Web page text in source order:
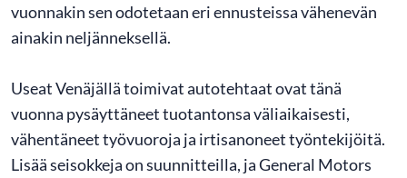
vuonnakin sen odotetaan eri ennusteissa vähenevän
ainakin neljänneksellä.
Useat Venäjällä toimivat autotehtaat ovat tänä
vuonna pysäyttäneet tuotantonsa väliaikaisesti,
vähentäneet työvuoroja ja irtisanoneet työntekijöitä.
Lisää seisokkeja on suunnitteilla, ja General Motors